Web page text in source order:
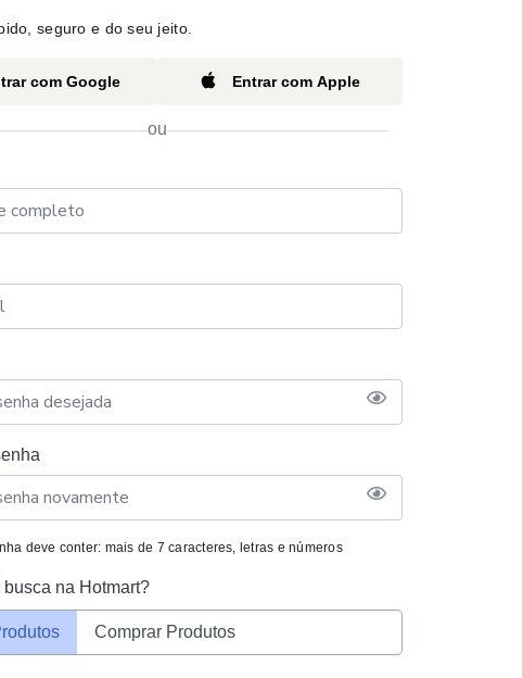
seguro e do seu jeito.
com Google Entrar com Apple
ou
deve conter: mais de 7 caracteres, letras e números
na Hotmart?
Comprar Produtos